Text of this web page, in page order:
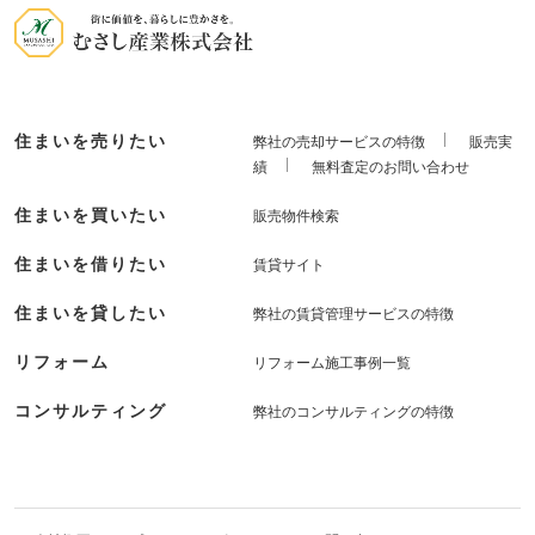
住まいを売りたい 弊社の売却サービスの特徴
販売実
績
無料査定のお問い合わせ
住まいを買いたい 販売物件検索
住まいを借りたい 賃貸サイト
住まいを貸したい 弊社の賃貸管理サービスの特徴
リフォーム リフォーム施工事例一覧
コンサルティング 弊社のコンサルティングの特徴